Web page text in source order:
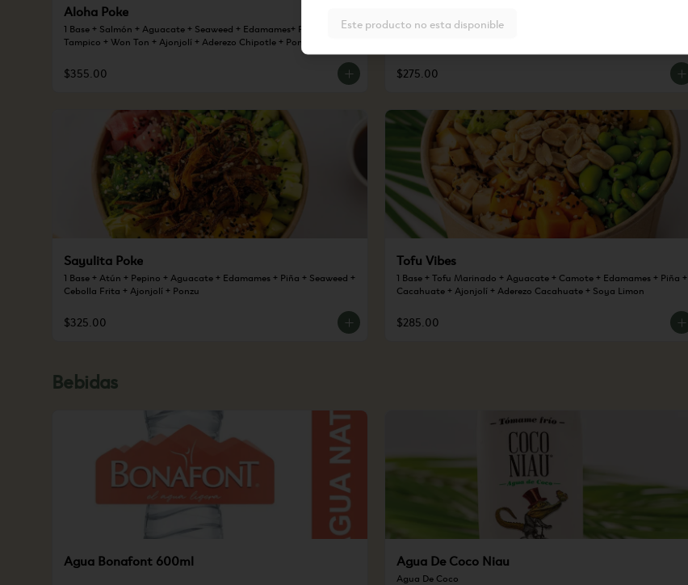
Aloha Poke
1 Base + Salmón + Aguacate + Seaweed + Edamames+ Pepino +
Tampico + Won Ton + Ajonjolí + Aderezo Chipotle + Ponzu
$355.00
1 Base + Atun Spicy + Surimi Spicy + Aguacate + Pepino + Cebollin +
$275.00
Sayulita Poke
1 Base + Atún + Pepino + Aguacate + Edamames + Piña + Seaweed +
Cebolla Frita + Ajonjolí + Ponzu
$325.00
Tofu Vibes
1 Base + Tofu Marinado + Aguacate + Camote + Edamames + Piña +
Cacahuate + Ajonjolí + Aderezo Cacahuate + Soya Limon
$285.00
Bebidas
Agua Bonafont 600ml Agua De Coco Niau
Agua De Coco
Este producto no esta disponible